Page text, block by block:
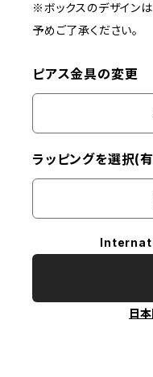
※ボックスのデザイン
予めご了承ください。
ピアス金具の変更
ラッピングを選択(
日